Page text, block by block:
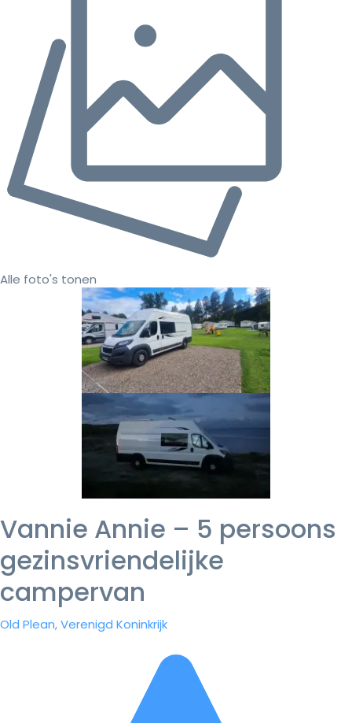
Alle foto's tonen
Vannie Annie – 5 persoons
gezinsvriendelijke
campervan
Old Plean, Verenigd Koninkrijk